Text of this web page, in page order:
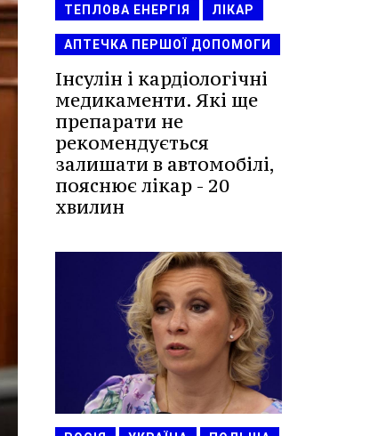
ТЕПЛОВА ЕНЕРГІЯ ЛІКАР
АПТЕЧКА ПЕРШОЇ ДОПОМОГИ
Інсулін і кардіологічні
медикаменти. Які ще
препарати не
рекомендується
залишати в автомобілі,
пояснює лікар - 20
хвилин